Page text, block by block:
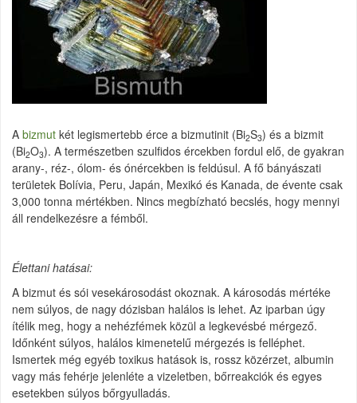
A bizmut két legismertebb érce a bizmutinit (Bi2S3) és a bizmit
(Bi2O3). A természetben szulfidos ércekben fordul elő, de gyakran
arany-, réz-, ólom- és ónércekben is feldúsul. A fő bányászati
területek Bolívia, Peru, Japán, Mexikó és Kanada, de évente csak
3,000 tonna mértékben. Nincs megbízható becslés, hogy mennyi
áll rendelkezésre a fémből.
Élettani hatásai:
A bizmut és sói vesekárosodást okoznak. A károsodás mértéke
nem súlyos, de nagy dózisban halálos is lehet. Az iparban úgy
ítélik meg, hogy a nehézfémek közül a legkevésbé mérgező.
Időnként súlyos, halálos kimenetelű mérgezés is felléphet.
Ismertek még egyéb toxikus hatások is, rossz közérzet, albumin
vagy más fehérje jelenléte a vizeletben, bőrreakciók és egyes
esetekben súlyos bőrgyulladás.